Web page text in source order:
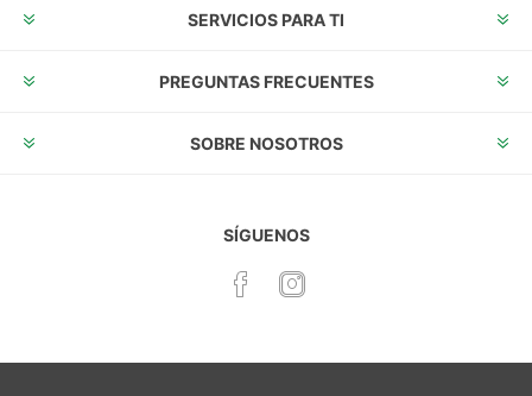
SERVICIOS PARA TI
PREGUNTAS FRECUENTES
SOBRE NOSOTROS
SÍGUENOS